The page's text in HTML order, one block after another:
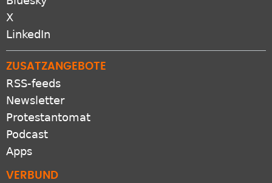
X
LinkedIn
ZUSATZANGEBOTE
RSS-feeds
Newsletter
Protestantomat
Podcast
Apps
VERBUND